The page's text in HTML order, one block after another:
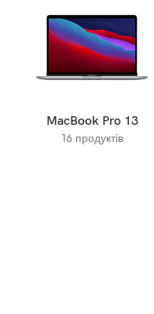
MacBook Pro 13
16 продуктів